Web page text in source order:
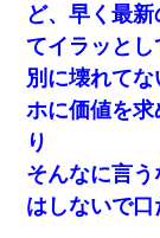
ど、早く最
てイラッとし
別に壊れて
ホに価値を
り
そんなに言
はしないで